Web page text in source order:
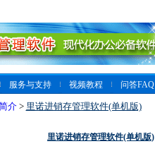
服务与支持 视频教程 问答FAQ
介> 里诺进销存管理软件(单机版)
里诺进销存管理软件(单机版)